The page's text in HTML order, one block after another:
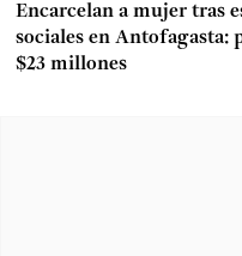
Encarcelan a mujer tras
sociales en Antofagasta:
$23 millones